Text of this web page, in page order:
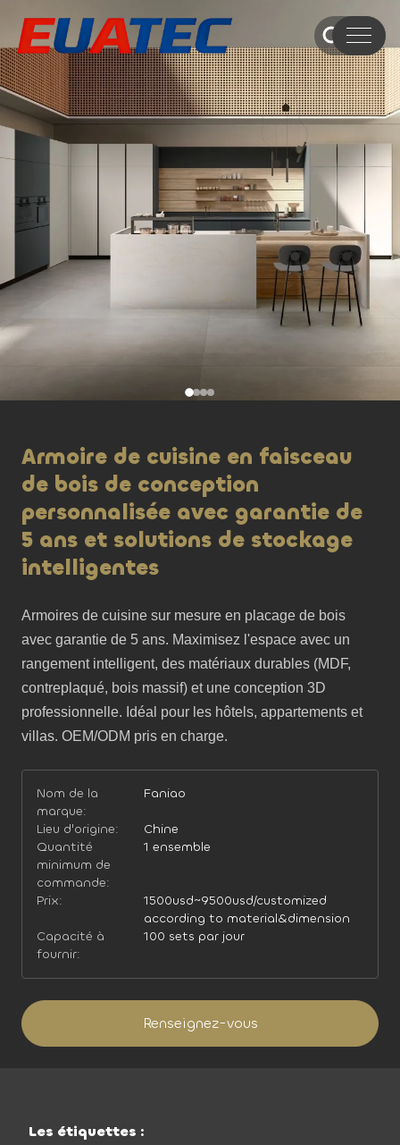
Armoire de cuisine en faisceau
de bois de conception
personnalisée avec garantie de
5 ans et solutions de stockage
intelligentes
Armoires de cuisine sur mesure en placage de bois
avec garantie de 5 ans. Maximisez l'espace avec un
rangement intelligent, des matériaux durables (MDF,
contreplaqué, bois massif) et une conception 3D
professionnelle. Idéal pour les hôtels, appartements et
villas. OEM/ODM pris en charge.
Nom de la
marque:
Faniao
Lieu d'origine:
Chine
Quantité
minimum de
commande:
1 ensemble
Prix:
1500usd~9500usd/customized
according to material&dimension
Capacité à
fournir:
100 sets par jour
Renseignez-vous
Les étiquettes :